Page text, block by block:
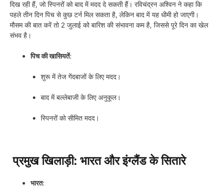
दिख रही हैं, जो स्पिनरों को बाद में मदद दे सकती हैं। रविचंद्रन अश्विन ने कहा कि
पहले तीन दिन पिच से कुछ टर्न मिल सकता है, लेकिन बाद में यह धीमी हो जाएगी।
मौसम की बात करें तो 2 जुलाई को बारिश की संभावना कम है, जिससे पूरे दिन का खेल
संभव है।
पिच की खासियतें:
शुरू में तेज गेंदबाजों के लिए मदद।
बाद में बल्लेबाजी के लिए अनुकूल।
स्पिनरों को सीमित मदद।
प्रमुख खिलाड़ी: भारत और इंग्लैंड के सितारे
भारत: